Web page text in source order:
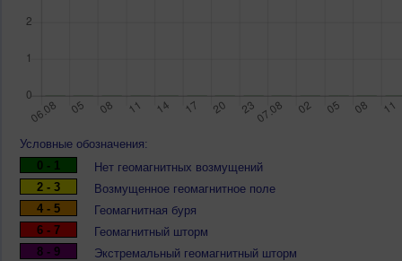
Условные обозначения:
0 - 1
Нет геомагнитных возмущений
2 - 3
Возмущенное геомагнитное поле
4 - 5
Геомагнитная буря
6 - 7
Геомагнитный шторм
8 - 9
Экстремальный геомагнитный шторм